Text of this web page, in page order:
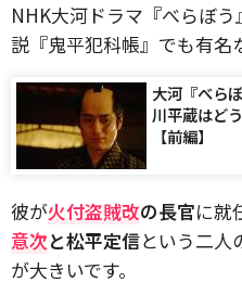
NHK大河ドラマ『べらぼ
説『鬼平犯科帳』でも有名
大河『べら
川平蔵はど
【前編】
彼が火付盗賊改の長官に就
意次と松平定信という二人
が大きいです。